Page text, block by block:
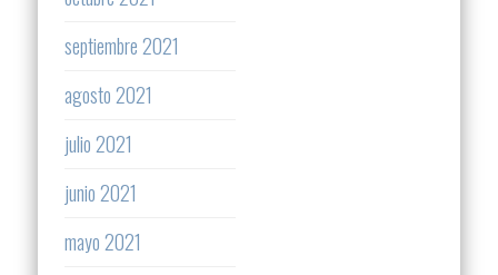
septiembre 2021
agosto 2021
julio 2021
junio 2021
mayo 2021